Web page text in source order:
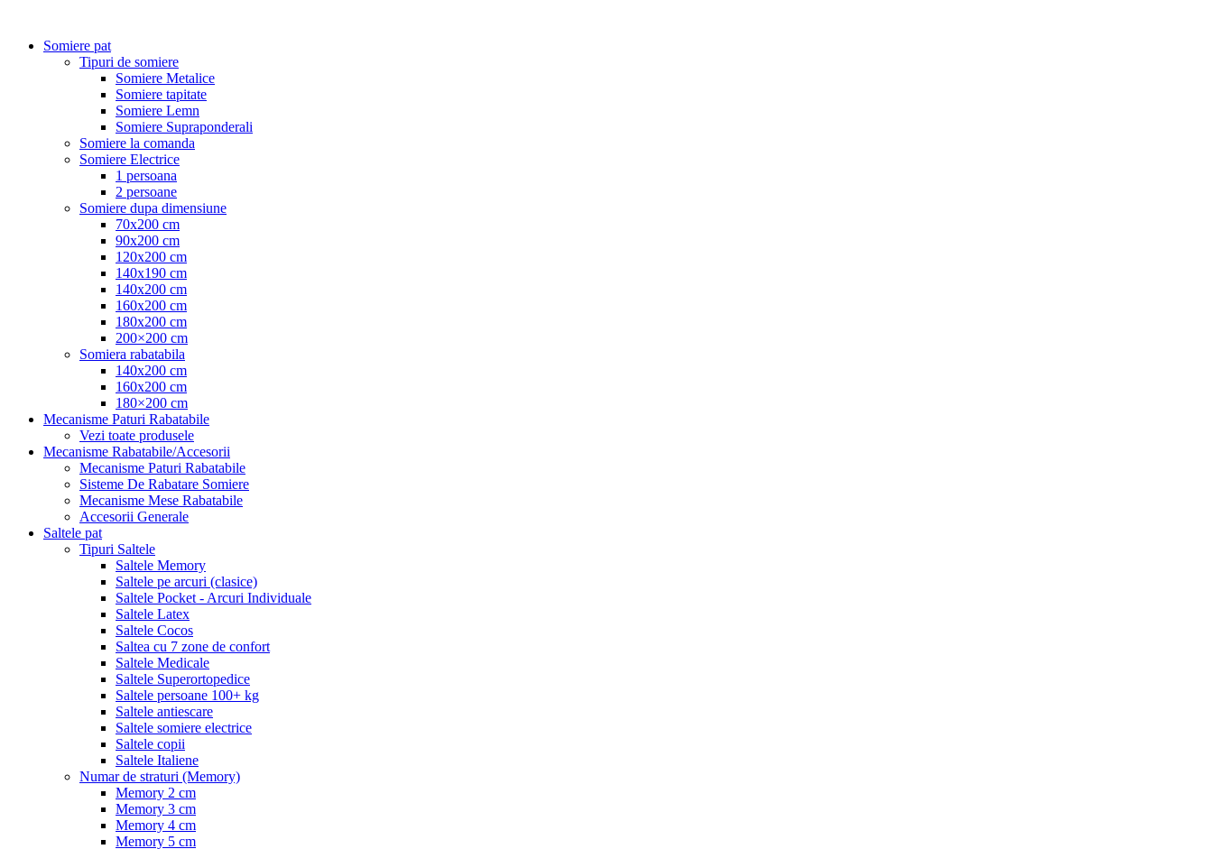
Somiere pat
Tipuri de somiere
Somiere Metalice
Somiere tapitate
Somiere Lemn
Somiere Supraponderali
Somiere la comanda
Somiere Electrice
1 persoana
2 persoane
Somiere dupa dimensiune
70x200 cm
90x200 cm
120x200 cm
140x190 cm
140x200 cm
160x200 cm
180x200 cm
200×200 cm
Somiera rabatabila
140x200 cm
160x200 cm
180×200 cm
Mecanisme Paturi Rabatabile
Vezi toate produsele
Mecanisme Rabatabile/Accesorii
Mecanisme Paturi Rabatabile
Sisteme De Rabatare Somiere
Mecanisme Mese Rabatabile
Accesorii Generale
Saltele pat
Tipuri Saltele
Saltele Memory
Saltele pe arcuri (clasice)
Saltele Pocket - Arcuri Individuale
Saltele Latex
Saltele Cocos
Saltea cu 7 zone de confort
Saltele Medicale
Saltele Superortopedice
Saltele persoane 100+ kg
Saltele antiescare
Saltele somiere electrice
Saltele copii
Saltele Italiene
Numar de straturi (Memory)
Memory 2 cm
Memory 3 cm
Memory 4 cm
Memory 5 cm